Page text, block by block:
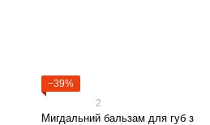
−39%
2
Мигдальний бальзам для губ з